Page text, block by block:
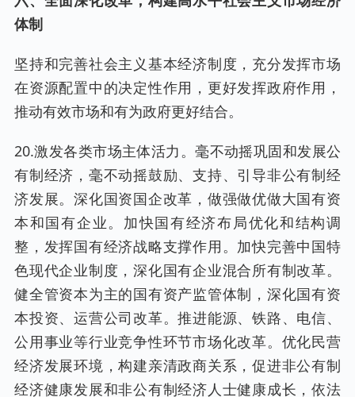
体制
坚持和完善社会主义基本经济制度，充分发挥市场
在资源配置中的决定性作用，更好发挥政府作用，
推动有效市场和有为政府更好结合。
20.激发各类市场主体活力。毫不动摇巩固和发展公
有制经济，毫不动摇鼓励、支持、引导非公有制经
济发展。深化国资国企改革，做强做优做大国有资
本和国有企业。加快国有经济布局优化和结构调
整，发挥国有经济战略支撑作用。加快完善中国特
色现代企业制度，深化国有企业混合所有制改革。
健全管资本为主的国有资产监管体制，深化国有资
本投资、运营公司改革。推进能源、铁路、电信、
公用事业等行业竞争性环节市场化改革。优化民营
经济发展环境，构建亲清政商关系，促进非公有制
经济健康发展和非公有制经济人士健康成长，依法